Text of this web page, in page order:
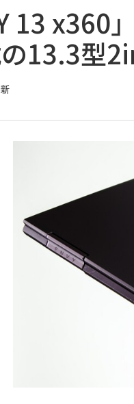
13
13.3型